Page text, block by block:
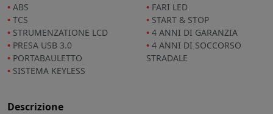
ABS
TCS
STRUMENZATIONE LCD
PRESA USB 3.0
PORTABAULETTO
SISTEMA KEYLESS
FARI LED
START & STOP
4 ANNI DI GARANZIA
4 ANNI DI SOCCORSO
STRADALE
Descrizione